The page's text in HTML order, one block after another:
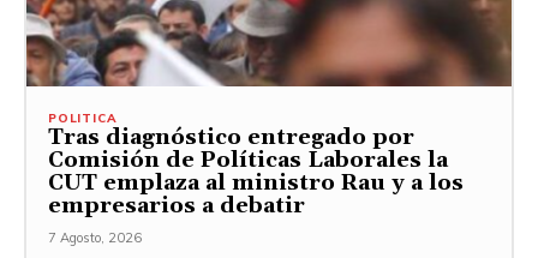
POLITICA
Tras diagnóstico entregado por
Comisión de Políticas Laborales la
CUT emplaza al ministro Rau y a los
empresarios a debatir
7 Agosto, 2026